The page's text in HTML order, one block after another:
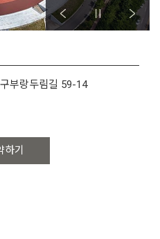
부랑두림길 59-14
하기